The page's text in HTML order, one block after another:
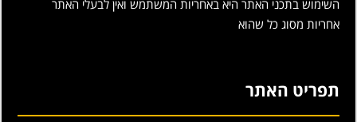
השימוש בתכני האתר היא באחריות המשתמש ואין לבעלי האתר
אחריות מסוג כל שהוא
תפריט האתר